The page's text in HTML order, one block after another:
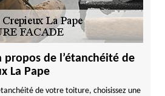
propos de l’étanchéité de
La Pape
de votre toiture, choisissez une